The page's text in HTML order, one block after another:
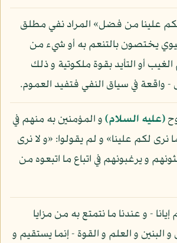
علينا من فضل» المراد نفي مطلق
يختصون بالتنعم به أو شيء من
الغيب أو التأيد بقوة ملكوتية و ذلك
واقعة في سياق النفي فتفيد العموم.
(عليه السلام)و المؤمنين به منهم في
نرى لكم علينا» و لم يقولوا: «و لا نرى
و يرغبونهم في اتباع ما اتبعوه من
- و عندنا ما نتمتع به من مزايا
و البنين و العلم و القوة - إنما يستقيم و